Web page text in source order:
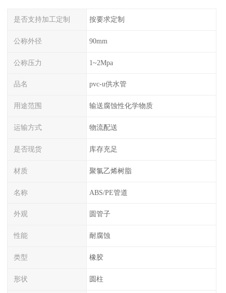
是否支持加工定制 按要求定制
公称外径 90mm
公称压力 1~2Mpa
品名 pvc-u供水管
用途范围 输送腐蚀性化学物质
运输方式 物流配送
是否现货 库存充足
材质 聚氯乙烯树脂
名称 ABS/PE管道
外观 圆管子
性能 耐腐蚀
类型 橡胶
形状 圆柱